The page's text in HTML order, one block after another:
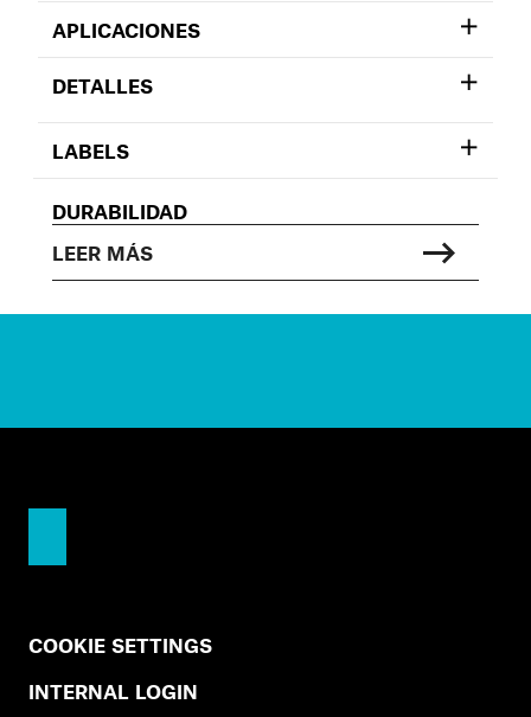
APLICACIONES
DETALLES
LABELS
DURABILIDAD
LEER MÁS
COOKIE SETTINGS
INTERNAL LOGIN